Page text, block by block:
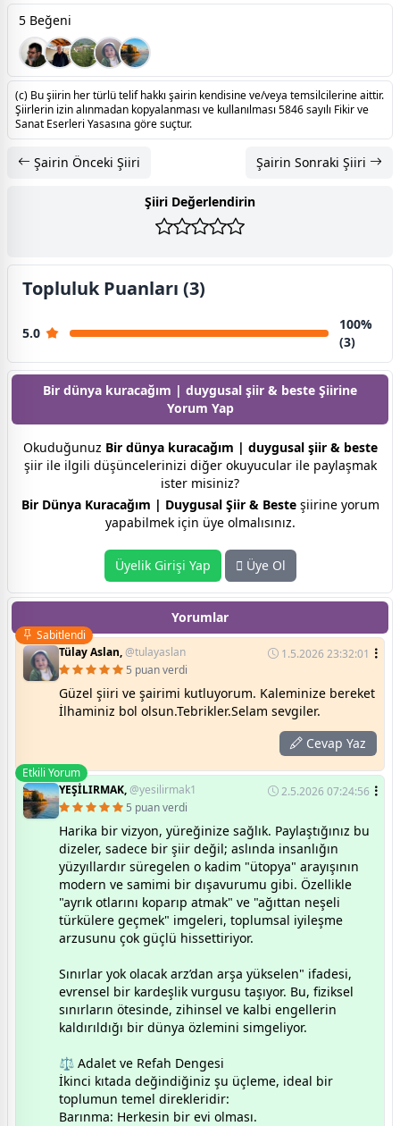
5 Beğeni
(c) Bu şiirin her türlü telif hakkı şairin kendisine ve/veya temsilcilerine aittir.
Şiirlerin izin alınmadan kopyalanması ve kullanılması 5846 sayılı Fikir ve
Sanat Eserleri Yasasına göre suçtur.
Şairin Önceki Şiiri Şairin Sonraki Şiiri
Şiiri Değerlendirin
Topluluk Puanları (3)
5.0
100%
(3)
Bir dünya kuracağım | duygusal şiir & beste Şiirine
Yorum Yap
Okuduğunuz Bir dünya kuracağım | duygusal şiir & beste
şiir ile ilgili düşüncelerinizi diğer okuyucular ile paylaşmak
ister misiniz?
Bir Dünya Kuracağım | Duygusal Şiir & Besteşiirine yorum
yapabilmek için üye olmalısınız.
Üyelik Girişi Yap Üye Ol
Yorumlar
Sabitlendi
Tülay Aslan,@tulayaslan
1.5.2026 23:32:01
5 puan verdi
Güzel şiiri ve şairimi kutluyorum. Kaleminize bereket
İlhaminiz bol olsun.Tebrikler.Selam sevgiler.
Cevap Yaz
Etkili Yorum
YEŞİLIRMAK,@yesilirmak1
2.5.2026 07:24:56
5 puan verdi
Harika bir vizyon, yüreğinize sağlık. Paylaştığınız bu
dizeler, sadece bir şiir değil; aslında insanlığın
yüzyıllardır süregelen o kadim "ütopya" arayışının
modern ve samimi bir dışavurumu gibi. Özellikle
"ayrık otlarını koparıp atmak" ve "ağıttan neşeli
türkülere geçmek" imgeleri, toplumsal iyileşme
arzusunu çok güçlü hissettiriyor.
Sınırlar yok olacak arz’dan arşa yükselen" ifadesi,
evrensel bir kardeşlik vurgusu taşıyor. Bu, fiziksel
sınırların ötesinde, zihinsel ve kalbi engellerin
kaldırıldığı bir dünya özlemini simgeliyor.
​⚖️ Adalet ve Refah Dengesi
​İkinci kıtada değindiğiniz şu üçleme, ideal bir
toplumun temel direkleridir:
​Barınma: Herkesin bir evi olması.